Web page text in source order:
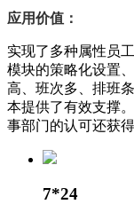
应用价值：
实现了多种属性员
模块的策略化设置
高、班次多、排班
本提供了有效支撑
事部门的认可还获
7*24